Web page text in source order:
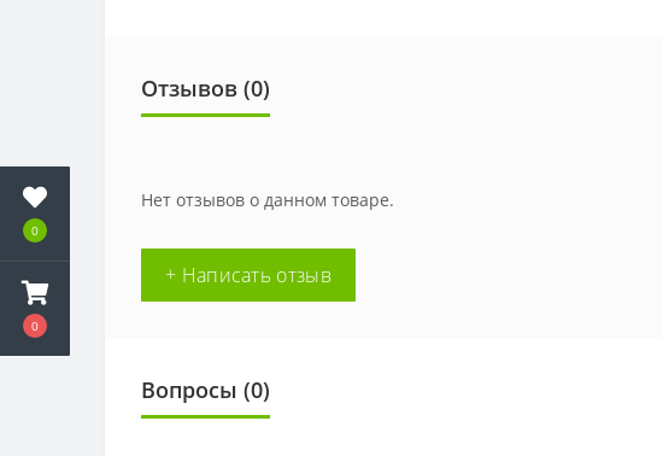
0
0
Отзывов (0)
Нет отзывов о данном товаре.
+ Написать отзыв
Вопросы (0)